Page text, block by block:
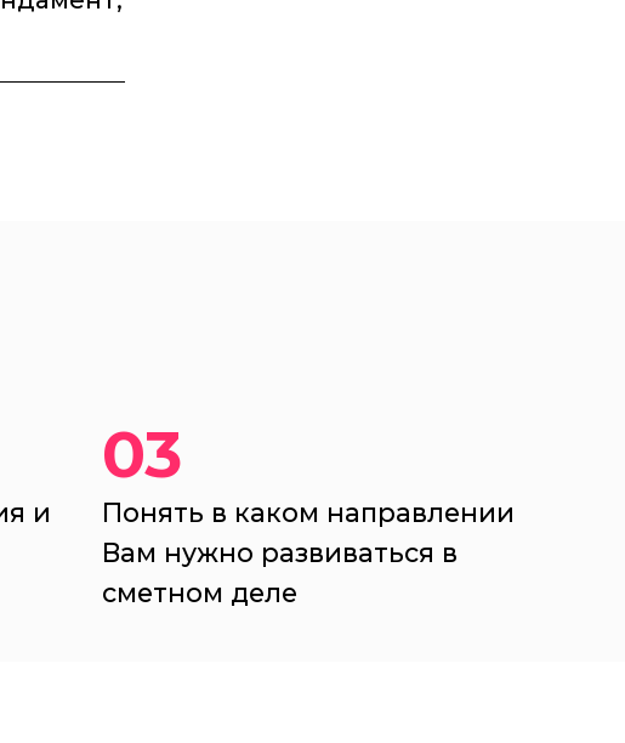
и
03
Понять в каком направлении
Вам нужно развиваться в
сметном деле